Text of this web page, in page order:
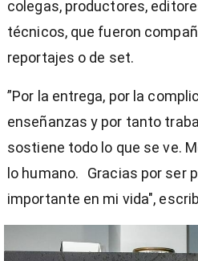
colegas, productores,
técnicos, que fueron
reportajes o de set.
”Por la entrega, por la
enseñanzas y por tanto
sostiene todo lo que se ve.
lo humano. Gracias por ser
importante en mi vida",